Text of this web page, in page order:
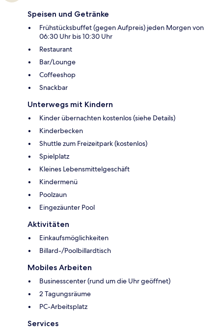
Speisen und Getränke
Frühstücksbuffet (gegen Aufpreis) jeden Morgen von
06:30 Uhr bis 10:30 Uhr
Restaurant
Bar/Lounge
Coffeeshop
Snackbar
Unterwegs mit Kindern
Kinder übernachten kostenlos (siehe Details)
Kinderbecken
Shuttle zum Freizeitpark (kostenlos)
Spielplatz
Kleines Lebensmittelgeschäft
Kindermenü
Poolzaun
Eingezäunter Pool
Aktivitäten
Einkaufsmöglichkeiten
Billard-/Poolbillardtisch
Mobiles Arbeiten
Businesscenter (rund um die Uhr geöffnet)
2 Tagungsräume
PC-Arbeitsplatz
Services